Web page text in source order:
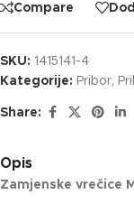
Compare
SKU: 1415141-4
Kategorije: Pribor,
Share:
Opis
Zamjenske vrečice